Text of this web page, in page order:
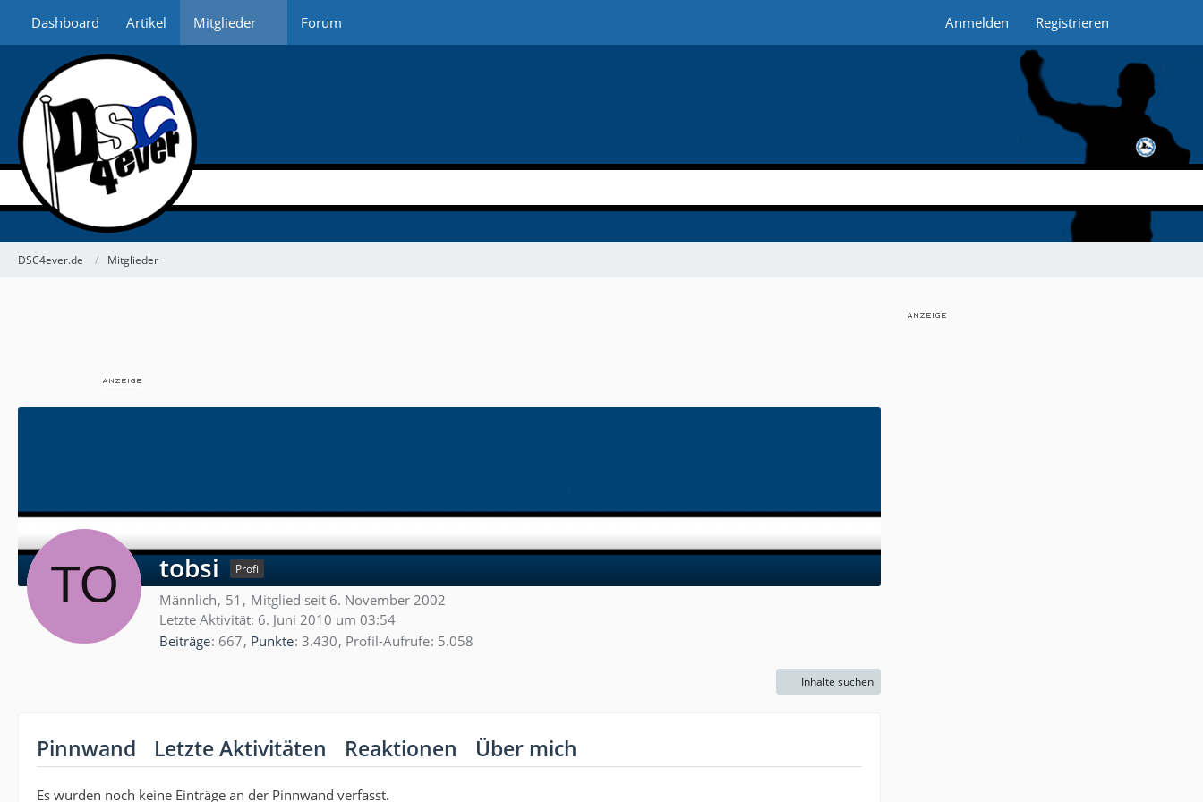
Dashboard Artikel Mitglieder Forum Anmelden Registrieren
DSC4ever.de Mitglieder
tobsi Profi
Männlich 51
Mitglied seit 6. November 2002
Letzte Aktivität: 6. Juni 2010 um 03:54
Beiträge 667 Punkte 3.430 Profil-Aufrufe 5.058
Inhalte suchen
Pinnwand Letzte Aktivitäten Reaktionen Über mich
Es wurden noch keine Einträge an der Pinnwand verfasst.